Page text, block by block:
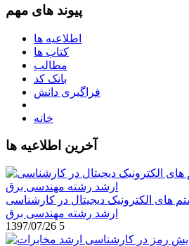
پیوند های مهم
اطلاعیه ها
کتاب ها
مطالب
بانک کد
فراگیری دانش
خانه
آخرین اطلاعیه ها
های الکترونیک دیجیتال در کارشناسی
ارشد رشته مهندسی برق
1397/07/26 5